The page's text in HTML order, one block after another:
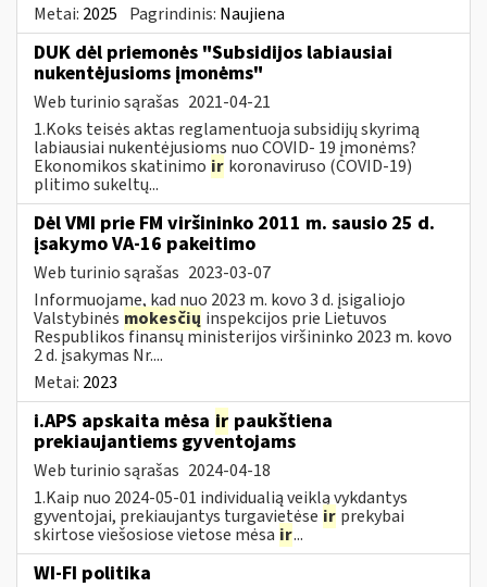
Metai: 2025 Pagrindinis: Naujiena
DUK dėl priemonės "Subsidijos labiausiai
nukentėjusioms įmonėms"
Web turinio sąrašas 2021-04-21
1.Koks teisės aktas reglamentuoja subsidijų skyrimą
labiausiai nukentėjusioms nuo COVID- 19 įmonėms?
Ekonomikos skatinimo ir koronaviruso (COVID-19)
plitimo sukeltų...
Dėl VMI prie FM viršininko 2011 m. sausio 25 d.
įsakymo VA-16 pakeitimo
Web turinio sąrašas 2023-03-07
Informuojame, kad nuo 2023 m. kovo 3 d. įsigaliojo
Valstybinės mokesčių inspekcijos prie Lietuvos
Respublikos finansų ministerijos viršininko 2023 m. kovo
2 d. įsakymas Nr....
Metai: 2023
i.APS apskaita mėsa ir paukštiena
prekiaujantiems gyventojams
Web turinio sąrašas 2024-04-18
1.Kaip nuo 2024-05-01 individualią veiklą vykdantys
gyventojai, prekiaujantys turgavietėse ir prekybai
skirtose viešosiose vietose mėsa ir...
WI-FI politika